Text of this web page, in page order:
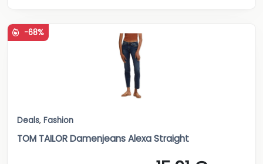
-68%
Deals, Fashion
TOM TAILOR Damenjeans Alexa Straight